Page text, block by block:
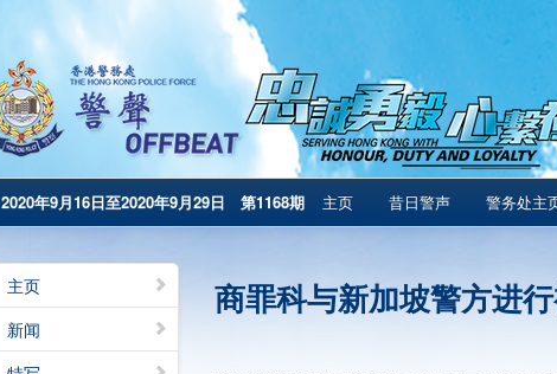
2020年9月16日至2020年9月29日 第1168期 主页 昔日警声 警务处主
主页
新闻
商罪科与新加坡警方进